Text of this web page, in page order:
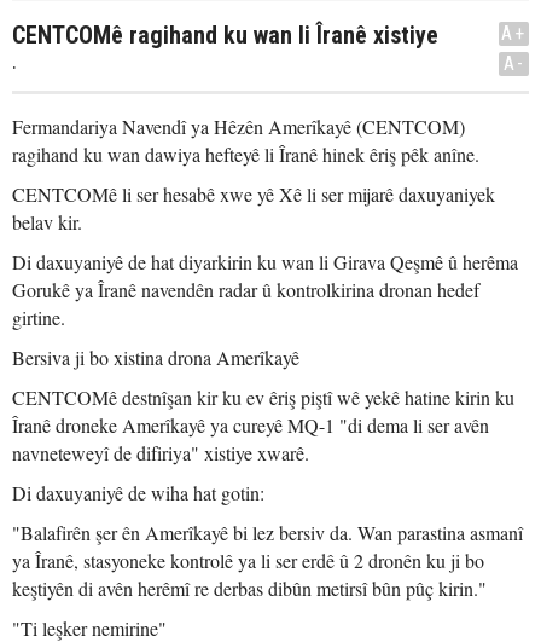
CENTCOMê ragihand ku wan li Îranê xistiye
.
A+
A-
Fermandariya Navendî ya Hêzên Amerîkayê (CENTCOM)
ragihand ku wan dawiya hefteyê li Îranê hinek êriş pêk anîne.
CENTCOMê li ser hesabê xwe yê Xê li ser mijarê daxuyaniyek
belav kir.
Di daxuyaniyê de hat diyarkirin ku wan li Girava Qeşmê û herêma
Gorukê ya Îranê navendên radar û kontrolkirina dronan hedef
girtine.
Bersiva ji bo xistina drona Amerîkayê
CENTCOMê destnîşan kir ku ev êriş piştî wê yekê hatine kirin ku
Îranê droneke Amerîkayê ya cureyê MQ-1 "di dema li ser avên
navneteweyî de difiriya" xistiye xwarê.
Di daxuyaniyê de wiha hat gotin:
"Balafirên şer ên Amerîkayê bi lez bersiv da. Wan parastina asmanî
ya Îranê, stasyoneke kontrolê ya li ser erdê û 2 dronên ku ji bo
keştiyên di avên herêmî re derbas dibûn metirsî bûn pûç kirin."
"Ti leşker nemirine"